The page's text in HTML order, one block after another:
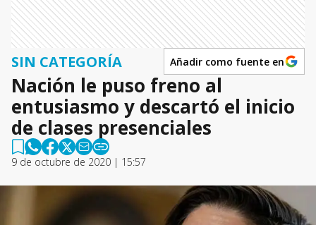
SIN CATEGORÍA Añadir como fuente en
Nación le puso freno al
entusiasmo y descartó el inicio
de clases presenciales
9 de octubre de 2020 | 15:57